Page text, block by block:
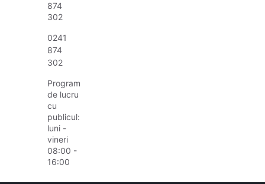
874
302
0241
874
302
Program
de lucru
cu
publicul:
luni -
vineri
08:00 -
16:00